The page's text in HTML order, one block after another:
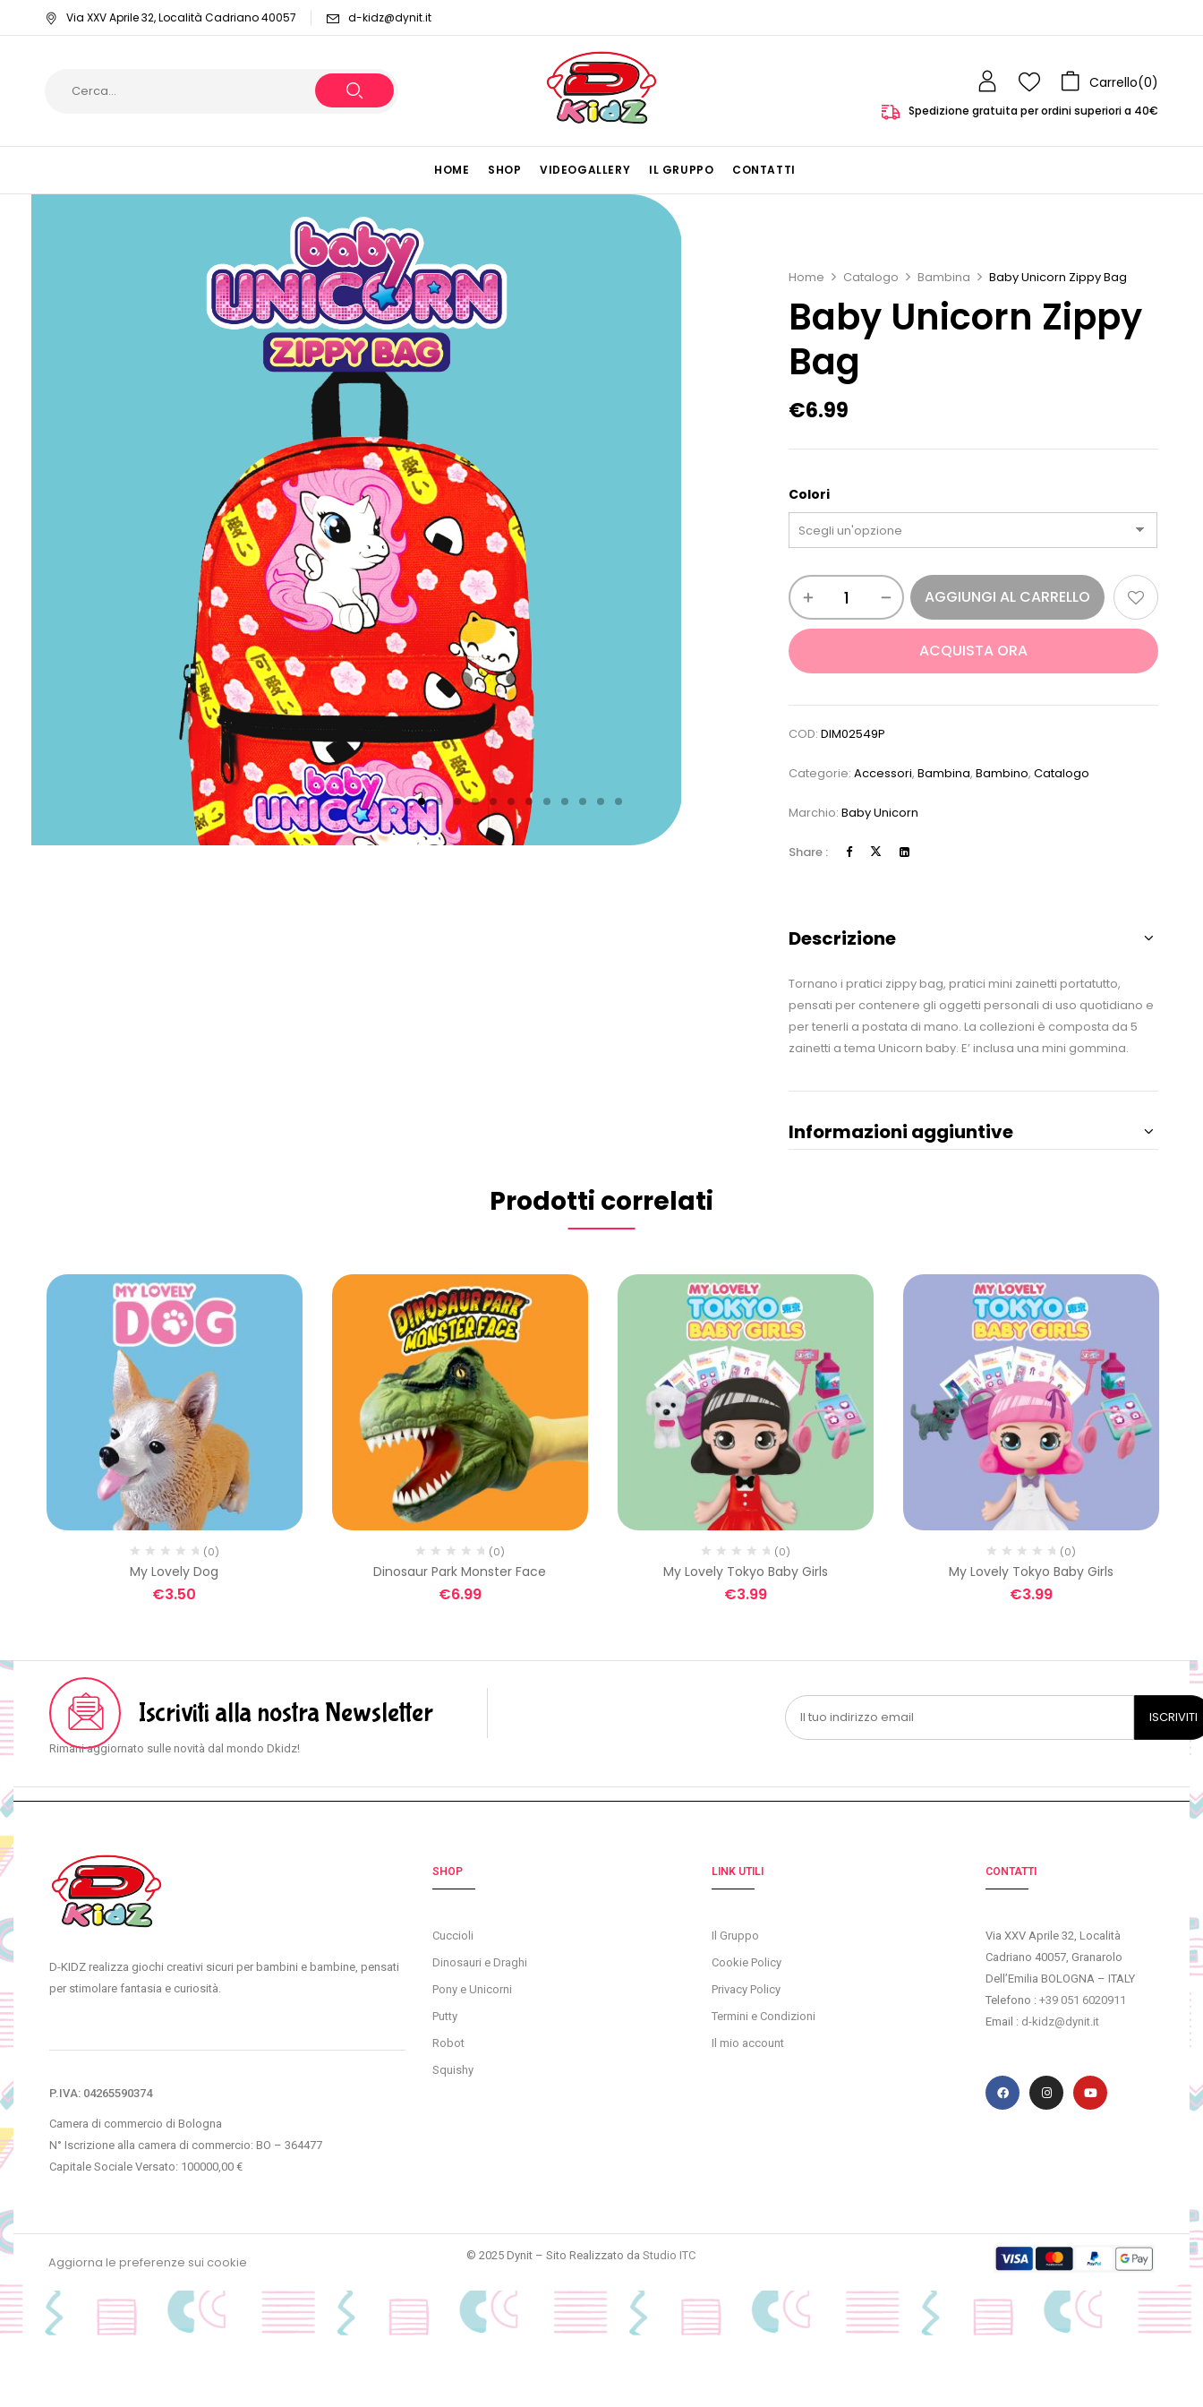
Via XXV Aprile 32, Località Cadriano 40057 d-kidz@dynit.it
Carrello(0)
Spedizione gratuita per ordini superiori a 40€
HOME SHOP VIDEOGALLERY IL GRUPPO CONTATTI
Home Catalogo Bambina Baby Unicorn Zippy Bag
Baby Unicorn Zippy
Bag
€6.99
Colori
AGGIUNGI AL CARRELLO
ACQUISTA ORA
COD:DIM02549P
Categorie:Accessori,Bambina,Bambino,Catalogo
Marchio:Baby Unicorn
Share :
Descrizione
Tornano i pratici zippy bag, pratici mini zainetti portatutto,
pensati per contenere gli oggetti personali di uso quotidiano e
per tenerli a postata di mano. La collezioni è composta da 5
zainetti a tema Unicorn baby. E’ inclusa una mini gommina.
Informazioni aggiuntive
Prodotti correlati
(0)
My Lovely Dog
€3.50
(0)
Dinosaur Park Monster Face
€6.99
(0)
My Lovely Tokyo Baby Girls
€3.99
(0)
My Lovely Tokyo Baby Girls
€3.99
Iscriviti alla nostra Newsletter
Rimani aggiornato sulle novità dal mondo Dkidz!
D-KIDZ realizza giochi creativi sicuri per bambini e bambine, pensati
per stimolare fantasia e curiosità.
P.IVA: 04265590374
Camera di commercio di Bologna
N° Iscrizione alla camera di commercio: BO – 364477
Capitale Sociale Versato: 100000,00 €
SHOP
Cuccioli
Dinosauri e Draghi
Pony e Unicorni
Putty
Robot
Squishy
LINK UTILI
Il Gruppo
Cookie Policy
Privacy Policy
Termini e Condizioni
Il mio account
CONTATTI
Via XXV Aprile 32, Località
Cadriano 40057, Granarolo
Dell’Emilia BOLOGNA – ITALY
Telefono :+39 051 6020911
Email : d-kidz@dynit.it
Aggiorna le preferenze sui cookie © 2025 Dynit – Sito Realizzato daStudio ITC